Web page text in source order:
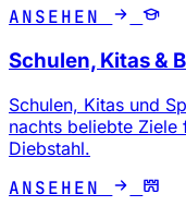
ANSEHEN
Schulen, Kitas &
Schulen, Kitas und
nachts beliebte Ziele
Diebstahl.
ANSEHEN